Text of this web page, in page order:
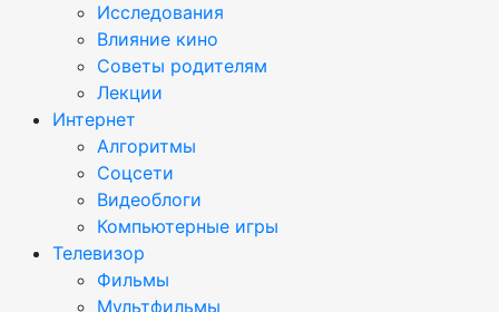
Исследования
Влияние кино
Советы родителям
Лекции
Интернет
Алгоритмы
Соцсети
Видеоблоги
Компьютерные игры
Телевизор
Фильмы
Мультфильмы